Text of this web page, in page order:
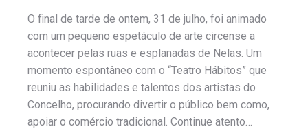
O final de tarde de ontem, 31 de julho, foi animado
com um pequeno espetáculo de arte circense a
acontecer pelas ruas e esplanadas de Nelas. Um
momento espontâneo com o “Teatro Hábitos” que
reuniu as habilidades e talentos dos artistas do
Concelho, procurando divertir o público bem como,
apoiar o comércio tradicional. Continue atento…